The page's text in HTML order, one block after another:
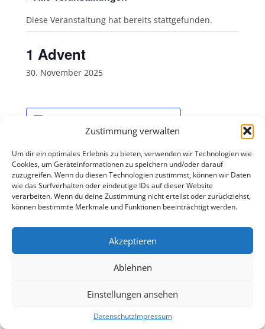
Zustimmung verwalten
Um dir ein optimales Erlebnis zu bieten, verwenden wir Technologien wie
Cookies, um Geräteinformationen zu speichern und/oder darauf
zuzugreifen. Wenn du diesen Technologien zustimmst, können wir Daten
wie das Surfverhalten oder eindeutige IDs auf dieser Website
verarbeiten. Wenn du deine Zustimmung nicht erteilst oder zurückziehst,
können bestimmte Merkmale und Funktionen beeinträchtigt werden.
Akzeptieren
Ablehnen
Einstellungen ansehen
DatenschutzImpressum
Diese Veranstaltung hat bereits stattgefunden.
1 Advent
30. November 2025
DETAILS
Datum:
30. November 2025
Bücherabend „Tauschen und Plauschen“ Nikolaus
Mit Stolz präsentiert von WordPress